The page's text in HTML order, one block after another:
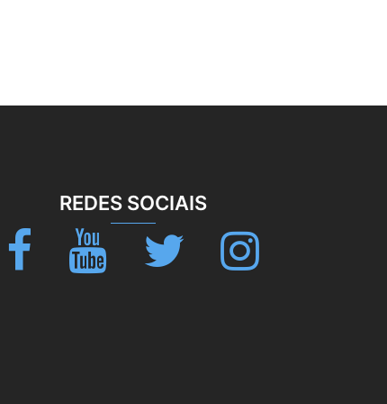
REDES SOCIAIS
Facebook Youtube Twitter